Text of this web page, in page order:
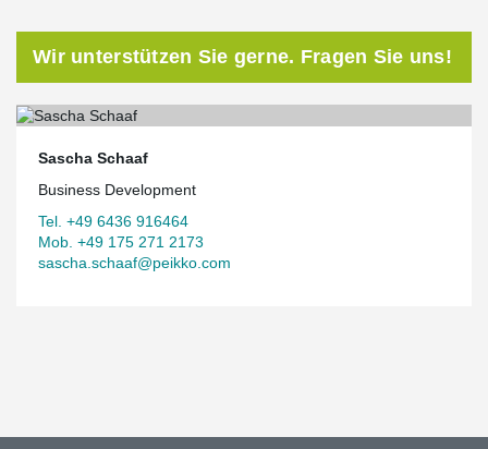
werden.
Stahlbau
Dachtragwerks sind die Eigengewichtsanteile und die erleichterte
Montage in größeren Höhen von Vorteil. Jedes Bauteil und seine
Anschlüsse an angrenzende Konstruktionen wurde im Vorfeld
mittels modernster 3D-CAD-Technologie für eine „passgenaue“
Herstellung geplant. Bei der anspruchsvollen Gebäudegeometrie
in Wandsbek schätzten besonders die Mitarbeiter auf der
Brandschutz und Stahlbau – das bedeutet oft kostenintensive
Wir unterstützen Sie gerne. Fragen Sie uns!
Sascha Schaaf
Business Development
Tel. +49 6436 916464
Mob. +49 175 271 2173
sascha.schaaf@peikko.com